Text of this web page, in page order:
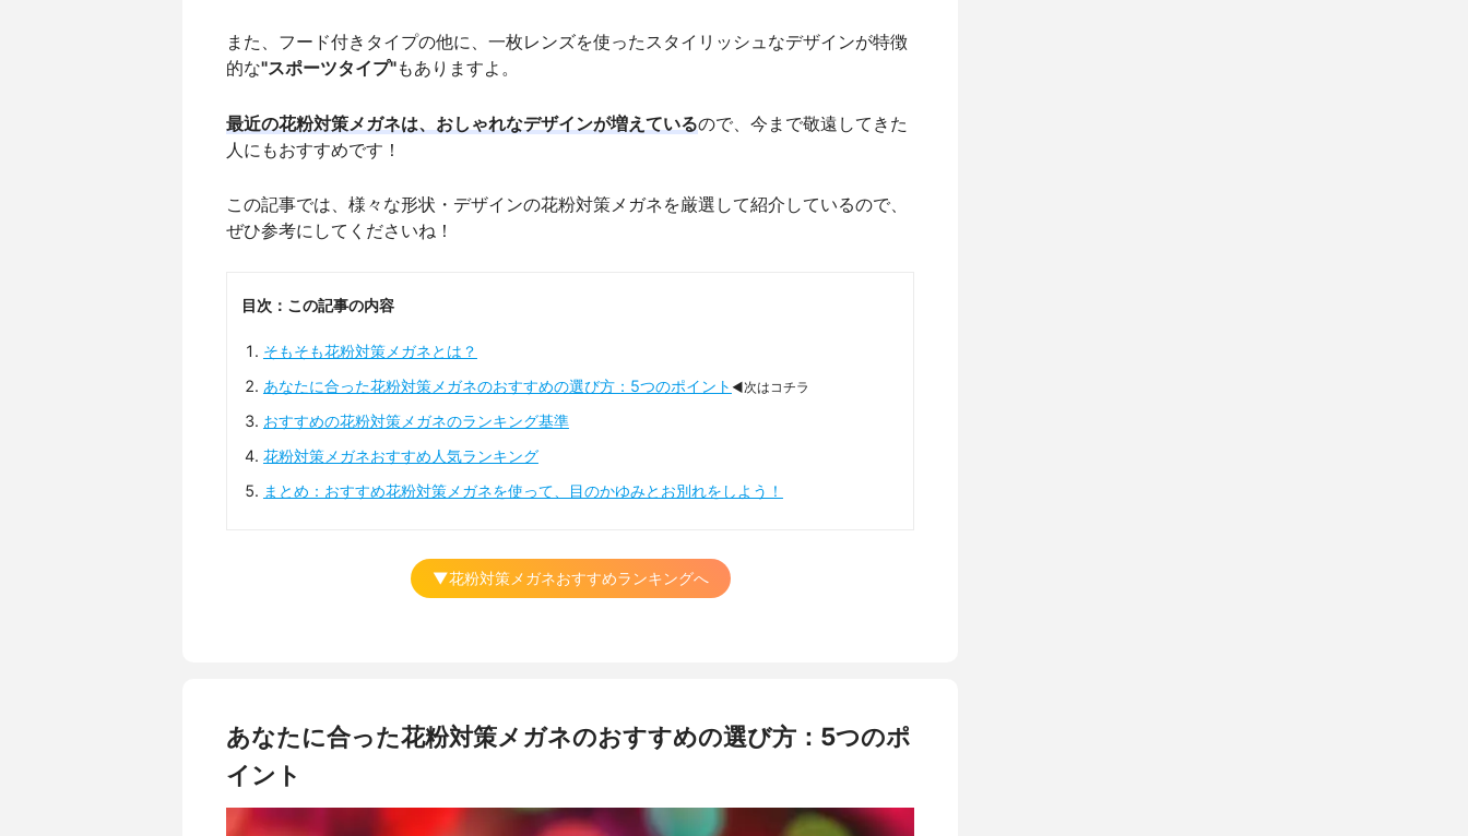
また、フード付きタイプの他に、一枚レンズを使ったスタイリッシュなデザインが特徴
的な"スポーツタイプ"もありますよ。
最近の花粉対策メガネは、おしゃれなデザインが増えているので、今まで敬遠してきた
人にもおすすめです！
この記事では、様々な形状・デザインの花粉対策メガネを厳選して紹介しているので、
ぜひ参考にしてくださいね！
目次：この記事の内容
そもそも花粉対策メガネとは？
あなたに合った花粉対策メガネのおすすめの選び方：5つのポイント ◀次はコチラ
おすすめの花粉対策メガネのランキング基準
花粉対策メガネおすすめ人気ランキング
まとめ：おすすめ花粉対策メガネを使って、目のかゆみとお別れをしよう！
▼花粉対策メガネおすすめランキングへ
あなたに合った花粉対策メガネのおすすめの選び方：5つのポ
イント